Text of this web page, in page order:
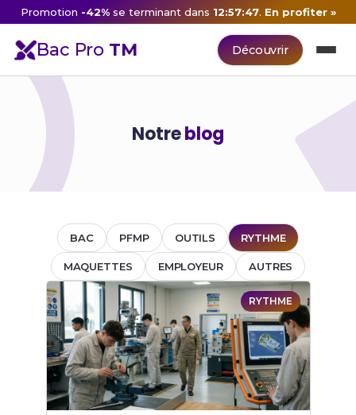
Promotion -42%se terminant dans 12:57:47. En profiter »
Bac Pro TM Découvrir
Notreblog
BAC PFMP OUTILS RYTHME
MAQUETTES EMPLOYEUR AUTRES
RYTHME